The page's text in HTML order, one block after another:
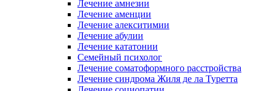
Лечение амнезии
Лечение аменции
Лечение алекситимии
Лечение абулии
Лечение кататонии
Семейный психолог
Лечение соматоформного расстройства
Лечение синдрома Жиля де ла Туретта